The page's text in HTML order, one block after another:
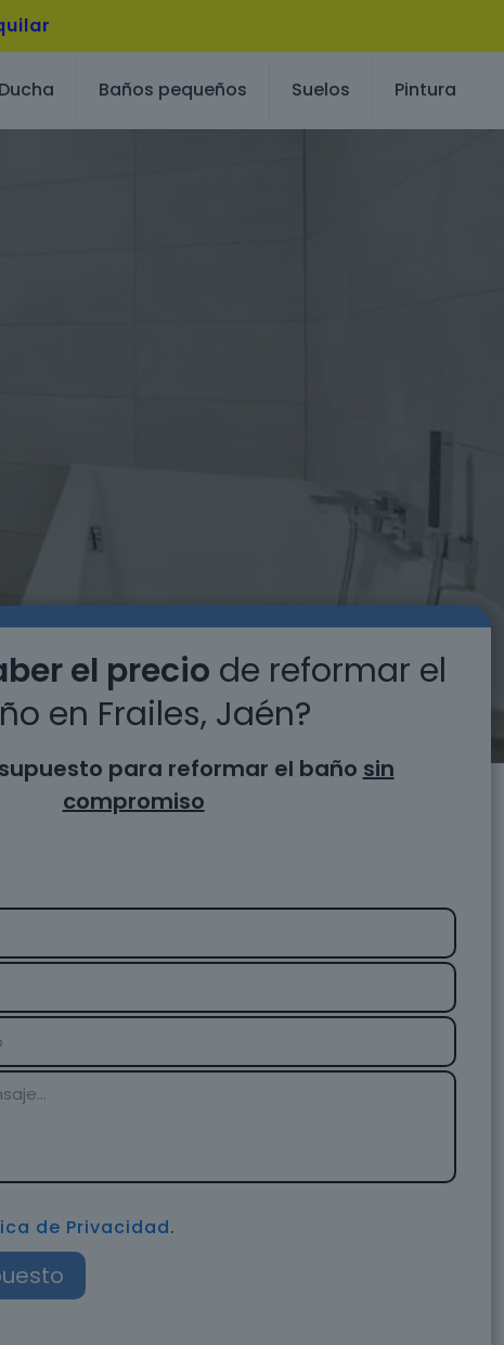
Baños pequeños Suelos Pintura
el precio de reformar el
en Frailes, Jaén?
para reformar el baño sin
compromiso
de Privacidad.